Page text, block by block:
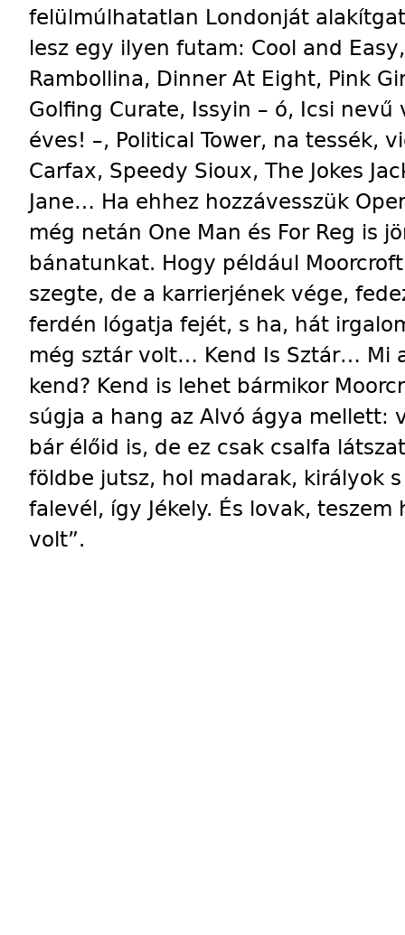
felülmúlhatatlan Londonját
lesz egy ilyen futam: Cool and
Rambollina, Dinner At Eight, Pink
Golfing Curate, Issyin – ó, Icsi
éves! –, Political Tower, na tessék,
Carfax, Speedy Sioux, The Jokes
Jane… Ha ehhez hozzávesszük
még netán One Man és For Reg is
bánatunkat. Hogy például
szegte, de a karrierjének vége,
ferdén lógatja fejét, s ha, hát
még sztár volt… Kend Is Sztár… Mi
kend? Kend is lehet bármikor
súgja a hang az Alvó ágya mellett:
bár élőid is, de ez csak csalfa
földbe jutsz, hol madarak, királyok
falevél, így Jékely. És lovak, teszem
volt”.